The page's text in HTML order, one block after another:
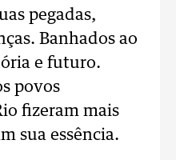
pegadas,
Banhados ao
e futuro.
povos
fizeram mais
sua essência.